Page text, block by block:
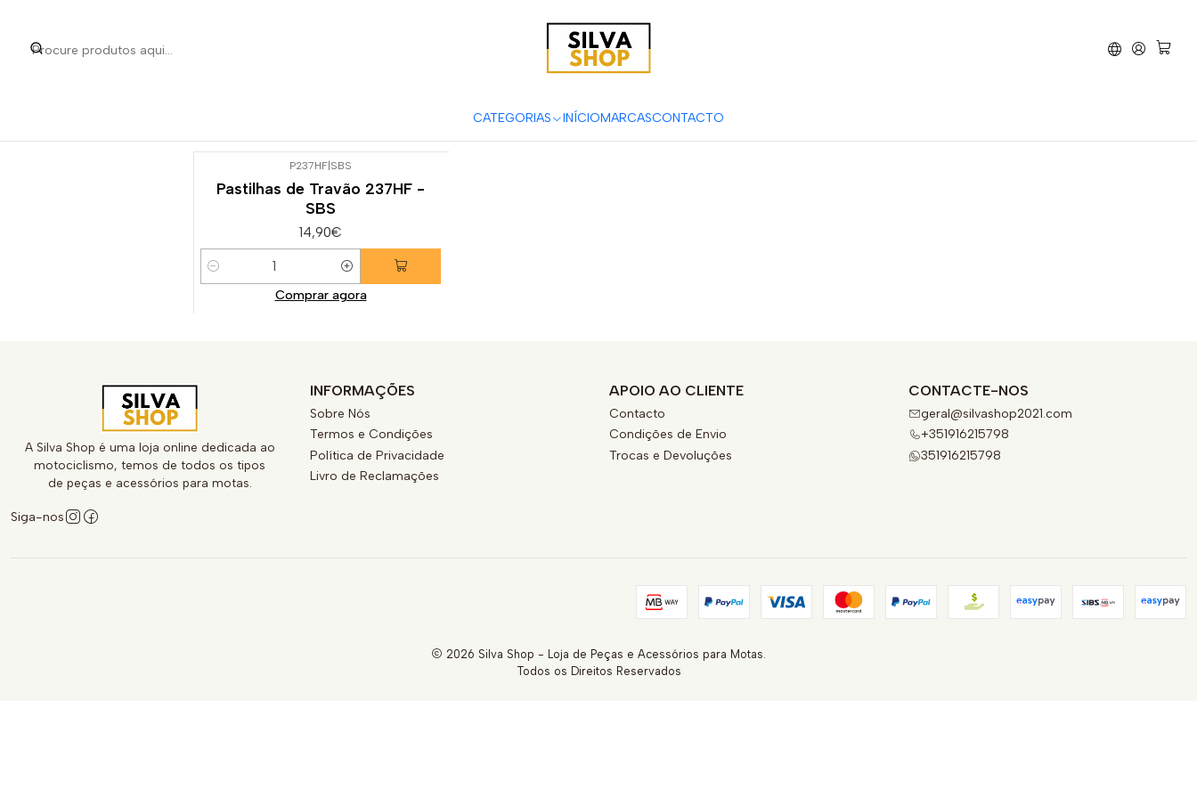
CATEGORIAS INÍCIOMARCASCONTACTO
Typhoon 50
P237HF SBS
Pastilhas de Travão 237HF -
SBS
14,90€
Quantidade
Comprar agora
A Silva Shop é uma loja online dedicada ao
motociclismo, temos de todos os tipos
de peças e acessórios para motas.
Siga-nos
INFORMAÇÕES
Sobre Nós
Termos e Condições
Política de Privacidade
Livro de Reclamações
APOIO AO CLIENTE
Contacto
Condições de Envio
Trocas e Devoluções
CONTACTE-NOS
geral@silvashop2021.com
+351916215798
351916215798
2026 Silva Shop - Loja de Peças e Acessórios para Motas.
Todos os Direitos Reservados